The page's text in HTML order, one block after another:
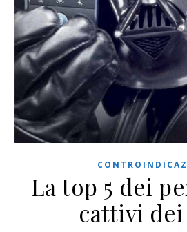
La top 5 dei
cattivi